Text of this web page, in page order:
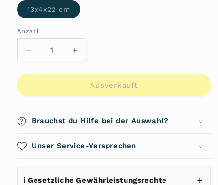
13x4x22 cmVariante
ausverkauft
Anzahl
Anzahl
Verringere
die
Menge
Umhängetasche
1003778
von
Erhöhe
die
Menge
Umhängetasche
1003778
von
Ausverkauft
Brauchst du Hilfe bei der Auswahl?
Unser Service-Versprechen
ℹ️ Gesetzliche Gewährleistungsrechte